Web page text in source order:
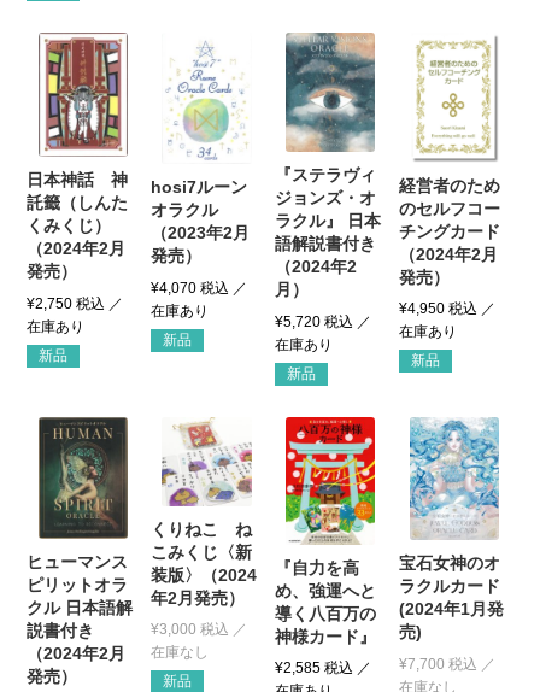
日本神話 神
託籤（しんた
くみくじ）
（2024年2月
発売）
¥2,750 税込
新品
hosi7ルーン
オラクル
（2023年2月
発売）
¥4,070 税込
新品
『ステラヴィ
ジョンズ・オ
ラクル』 日本
語解説書付き
（2024年2
月）
¥5,720 税込
新品
経営者のため
のセルフコー
チングカード
（2024年2月
発売）
¥4,950税込
新品
ヒューマンス
ピリットオラ
クル 日本語解
説書付き
（2024年2月
発売）
くりねこ ね
こみくじ〈新
装版〉（2024
年2月発売）
¥3,000 税込
新品
『自力を高
め、強運へと
導く八百万の
神様カード』
¥2,585 税込
宝石女神のオ
ラクルカード
(2024年1月発
売)
¥7,700 税込